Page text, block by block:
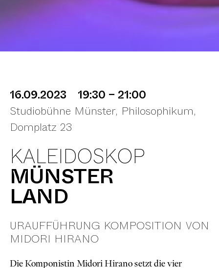
16.09.2023
19:30 – 21:00
Studiobühne Münster, Philosophikum,
Domplatz 23
KALEIDOSKOP
MÜNSTER
LAND
URAUFFÜHRUNG KOMPOSITION VON
MIDORI HIRANO
Die Komponistin Midori Hirano setzt die vier